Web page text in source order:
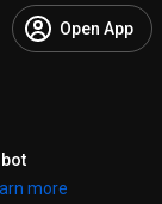
Open App
more